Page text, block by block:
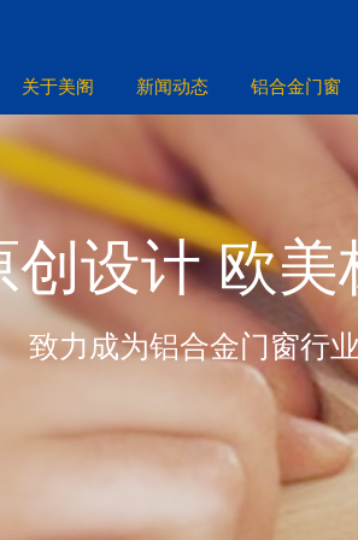
关于美阁 新闻动态 铝合金门窗
创设计 欧美
致力成为铝合金门窗行